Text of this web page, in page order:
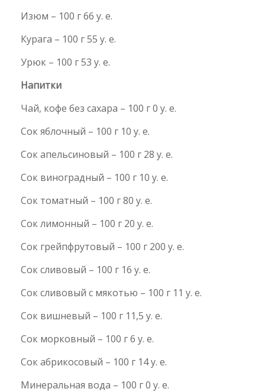
Изюм – 100 г 66 у. е.
Курага – 100 г 55 у. е.
Урюк – 100 г 53 у. е.
Напитки
Чай, кофе без сахара – 100 г 0 у. е.
Сок яблочный – 100 г 10 у. е.
Сок апельсиновый – 100 г 28 у. е.
Сок виноградный – 100 г 10 у. е.
Сок томатный – 100 г 80 у. е.
Сок лимонный – 100 г 20 у. е.
Сок грейпфрутовый – 100 г 200 у. е.
Сок сливовый – 100 г 16 у. е.
Сок сливовый с мякотью – 100 г 11 у. е.
Сок вишневый – 100 г 11,5 у. е.
Сок морковный – 100 г 6 у. е.
Сок абрикосовый – 100 г 14 у. е.
Минеральная вода – 100 г 0 у. е.